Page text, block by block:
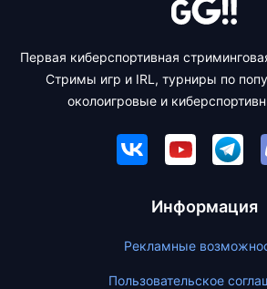
Первая киберспортивная
Стримы игр и IRL, турниры по
околоигровые и
Информация
Рекламные
Пользовательское